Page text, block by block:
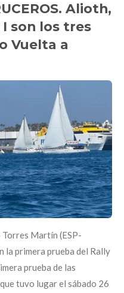
Alioth,
son los tres
Vuelta a
Torres Martín (ESP-
la primera prueba del Rally
prueba de las
tuvo lugar el sábado 26